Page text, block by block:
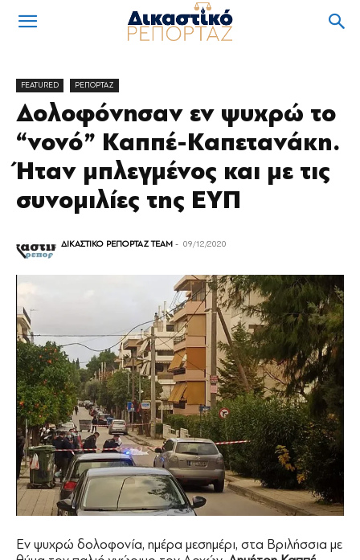
FEATURED ΡΕΠΟΡΤΑΖ
Δολοφόνησαν εν ψυχρώ το
“νονό” Καππέ-Καπετανάκη.
Ήταν μπλεγμένος και με τις
συνομιλίες της ΕΥΠ
ΔΙΚΑΣΤΙΚΟ ΡΕΠΟΡΤΑΖ TEAM - 09/12/2020
Εν ψυχρώ δολοφονία, ημέρα μεσημέρι, στα Βριλήσσια με